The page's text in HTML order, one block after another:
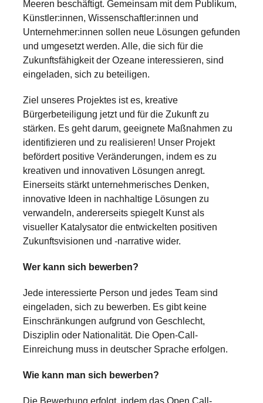
Meeren beschäftigt. Gemeinsam mit dem Publikum,
Künstler:innen, Wissenschaftler:innen und
Unternehmer:innen sollen neue Lösungen gefunden
und umgesetzt werden. Alle, die sich für die
Zukunftsfähigkeit der Ozeane interessieren, sind
eingeladen, sich zu beteiligen.
Ziel unseres Projektes ist es, kreative
Bürgerbeteiligung jetzt und für die Zukunft zu
stärken. Es geht darum, geeignete Maßnahmen zu
identifizieren und zu realisieren! Unser Projekt
befördert positive Veränderungen, indem es zu
kreativen und innovativen Lösungen anregt.
Einerseits stärkt unternehmerisches Denken,
innovative Ideen in nachhaltige Lösungen zu
verwandeln, andererseits spiegelt Kunst als
visueller Katalysator die entwickelten positiven
Zukunftsvisionen und -narrative wider.
Wer kann sich bewerben?
Jede interessierte Person und jedes Team sind
eingeladen, sich zu bewerben. Es gibt keine
Einschränkungen aufgrund von Geschlecht,
Disziplin oder Nationalität. Die Open-Call-
Einreichung muss in deutscher Sprache erfolgen.
Wie kann man sich bewerben?
Die Bewerbung erfolgt, indem das Open Call-